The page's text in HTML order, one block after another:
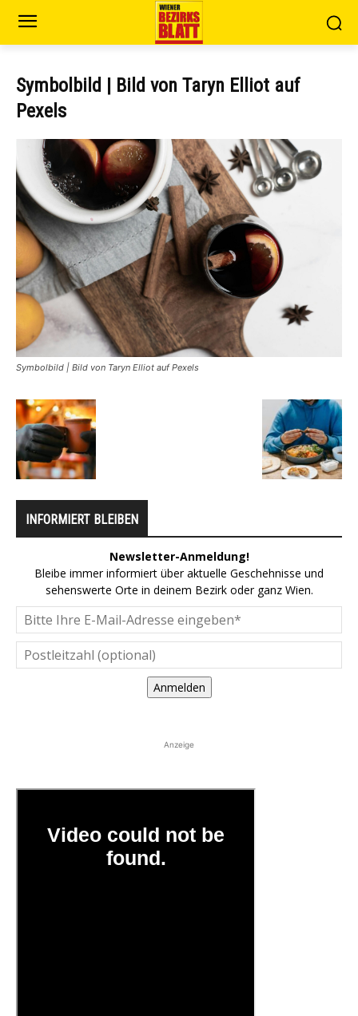
Symbolbild | Bild von Taryn Elliot auf
Pexels
Symbolbild | Bild von Taryn Elliot auf Pexels
INFORMIERT BLEIBEN
Newsletter-Anmeldung!
Bleibe immer informiert über aktuelle Geschehnisse und
sehenswerte Orte in deinem Bezirk oder ganz Wien.
Anmelden
Anzeige